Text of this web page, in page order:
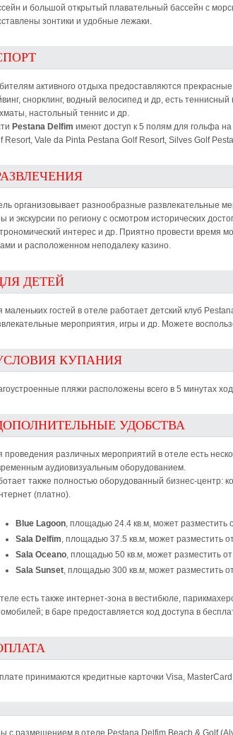
и большой открытый плавательный бассейн с
зонтики и удобные лежаки.
активного отдыха предоставляются
снорклинг, водный велосипед и др, есть
настольный теннис и др.
Pestana Delfim имеют доступ к 5 полям для гольфа
Resort, Vale da Pinta Pestana Golf Resort, Silves Golf
организовывает разнообразные развлекательные
и экскурсии по региону с осмотром исторических
интерес и др. Приятно провести время
и расположенном неподалеку казино.
ДЕТЕЙ
маленьких гостей в отеле работает детский клуб
мероприятия, игры и др. Можете
КУПАНИЯ
пляжи расположены всего в 5 минутах
УДОБСТВА
проведения различных мероприятий в отеле есть
аудиовизуальным оборудованием.
также полностью оборудованный бизнес-центр:
(платно).
Blue Lagoon, площадью 24.4 кв.м, может разместить
Sala Delfim, площадью 37.5 кв.м, может разместить
Sala Oceano, площадью 50 кв.м, может разместить
Sala Sunset, площадью 300 кв.м, может разместить
есть также интернет-зона в вестибюле,
в баре предоставляется код доступа в
принимаются кредитные карточки Visa,
с размещением в отеле Pestana Delfim Beach & Golf